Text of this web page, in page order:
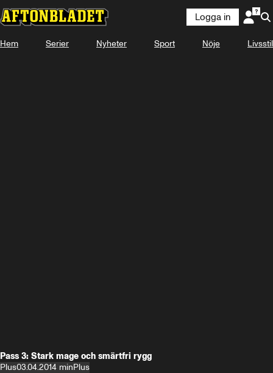
Logga in
Hem Serier Nyheter Sport Nöje Livsstil
Pass 3: Stark mage och smärtfri rygg
Plus03.04.2014 minPlus